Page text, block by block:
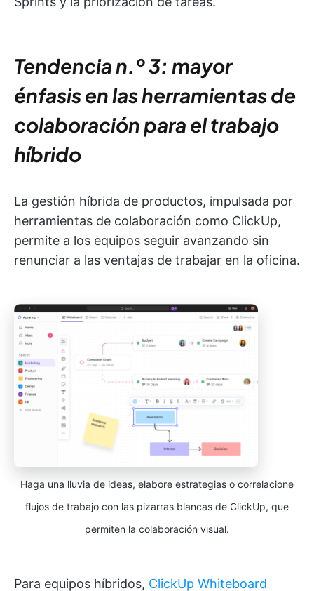
Tendencia n.º 3: mayor
énfasis en las herramientas de
colaboración para el trabajo
híbrido
La gestión híbrida de productos, impulsada por
herramientas de colaboración como ClickUp,
permite a los equipos seguir avanzando sin
renunciar a las ventajas de trabajar en la oficina.
Haga una lluvia de ideas, elabore estrategias o correlacione
flujos de trabajo con las pizarras blancas de ClickUp, que
permiten la colaboración visual.
Para equipos híbridos, ClickUp Whiteboard